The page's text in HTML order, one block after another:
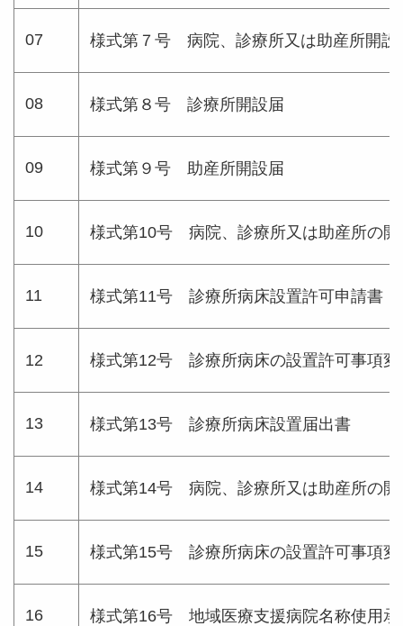
07 様式第７号 病院、診療所又は助産所開設
08 様式第８号 診療所開設届
09 様式第９号 助産所開設届
10 様式第10号 病院、診療所又は助産所の開
11 様式第11号 診療所病床設置許可申請書
12 様式第12号 診療所病床の設置許可事項変
13 様式第13号 診療所病床設置届出書
14 様式第14号 病院、診療所又は助産所の開
15 様式第15号 診療所病床の設置許可事項変
16 様式第16号 地域医療支援病院名称使用承